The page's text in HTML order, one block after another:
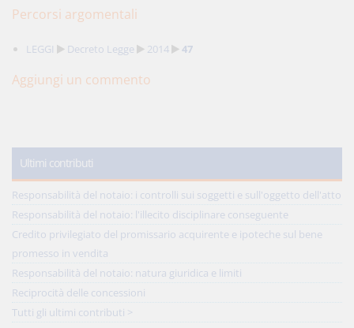
Percorsi argomentali
LEGGI Decreto Legge 2014 47
Aggiungi un commento
Ultimi contributi
Responsabilità del notaio: i controlli sui soggetti e sull'oggetto dell'atto
Responsabilità del notaio: l'illecito disciplinare conseguente
Credito privilegiato del promissario acquirente e ipoteche sul bene
promesso in vendita
Responsabilità del notaio: natura giuridica e limiti
Reciprocità delle concessioni
Tutti gli ultimi contributi >